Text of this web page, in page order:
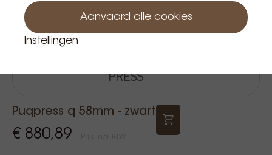
Puqpress q 58mm - zwart
€ 880,89
Aanvaard alle cookies
Instellingen